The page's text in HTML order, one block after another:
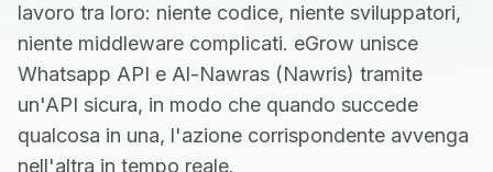
lavoro tra loro: niente codice, niente sviluppatori,
niente middleware complicati. eGrow unisce
Whatsapp API e Al-Nawras (Nawris) tramite
un'API sicura, in modo che quando succede
qualcosa in una, l'azione corrispondente avvenga
nell'altra in tempo reale.